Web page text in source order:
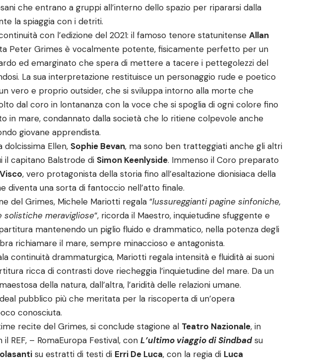
che entrano a gruppi all’interno dello spazio per ripararsi dalla
la spiaggia con i detriti.
con l’edizione del 2021: il famoso tenore statunitense Allan
Peter Grimes è vocalmente potente, fisicamente perfetto per un
ed emarginato che spera di mettere a tacere i pettegolezzi del
La sua interpretazione restituisce un personaggio rude e poetico
vero e proprio outsider, che si sviluppa intorno alla morte che
dal coro in lontananza con la voce che si spoglia di ogni colore fino
in mare, condannato dalla società che lo ritiene colpevole anche
giovane apprendista.
dolcissima Ellen, Sophie Bevan, ma sono ben tratteggiati anche gli altri
il capitano Balstrode di Simon Keenlyside. Immenso il Coro preparato
, vero protagonista della storia fino all’esaltazione dionisiaca della
diventa una sorta di fantoccio nell’atto finale.
del Grimes, Michele Mariotti regala “lussureggianti pagine sinfoniche,
solistiche meravigliose“, ricorda il Maestro, inquietudine sfuggente e
mantenendo un piglio fluido e drammatico, nella potenza degli
richiamare il mare, sempre minaccioso e antagonista.
continuità drammaturgica, Mariotti regala intensità e fluidità ai suoni
ricca di contrasti dove riecheggia l’inquietudine del mare. Da un
della natura, dall’altra, l’aridità delle relazioni umane.
pubblico più che meritata per la riscoperta di un’opera
conosciuta.
recite del Grimes, si conclude stagione al Teatro Nazionale, in
REF, – RomaEuropa Festival, con L’ultimo viaggio di Sindbad su
su estratti di testi di Erri De Luca, con la regia di Luca